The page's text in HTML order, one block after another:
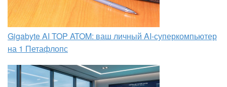
Gigabyte AI TOP ATOM: ваш личный AI-суперкомпьютер
на 1 Петафлопс